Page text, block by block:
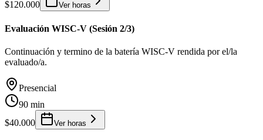
$120.000 Ver horas
Evaluación WISC-V (Sesión 2/3)
Continuación y termino de la batería WISC-V rendida por el/la
evaluado/a.
Presencial
90 min
$40.000
Ver horas